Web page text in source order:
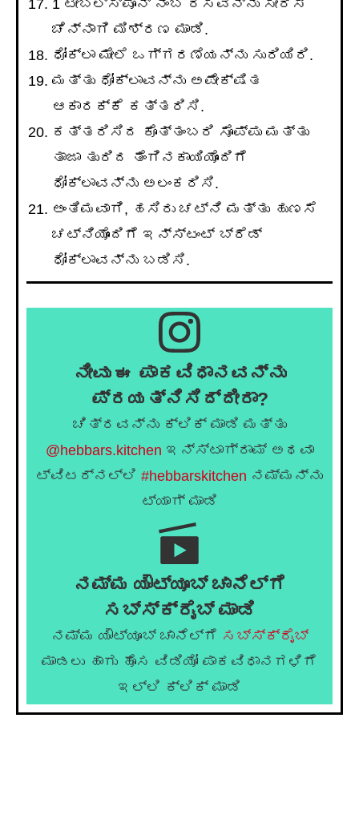
1 ಟೇಬಲ್ಸ್ಪೂನ್ ನಿಂಬೆ ರಸವನ್ನು ಸೇರಿಸಿ
ಚೆನ್ನಾಗಿ ಮಿಶ್ರಣ ಮಾಡಿ.
ಧೋಕ್ಲಾ ಮೇಲೆ ಒಗ್ಗರಣೆಯನ್ನು ಸುರಿಯಿರಿ.
ಮತ್ತು ಧೋಕ್ಲಾವನ್ನು ಅಪೇಕ್ಷಿತ
ಆಕಾರಕ್ಕೆ ಕತ್ತರಿಸಿ.
ಕತ್ತರಿಸಿದ ಕೊತ್ತಂಬರಿ ಸೊಪ್ಪು ಮತ್ತು
ತಾಜಾ ತುರಿದ ತೆಂಗಿನಕಾಯಿಯೊಂದಿಗೆ
ಧೋಕ್ಲಾವನ್ನು ಅಲಂಕರಿಸಿ.
ಅಂತಿಮವಾಗಿ, ಹಸಿರು ಚಟ್ನಿ ಮತ್ತು ಹುಣಸೆ
ಚಟ್ನಿಯೊಂದಿಗೆ ಇನ್ಸ್ಟಂಟ್ ಬ್ರೆಡ್
ಧೋಕ್ಲಾವನ್ನು ಬಡಿಸಿ.
ನೀವು ಈ ಪಾಕವಿಧಾನವನ್ನು
ಪ್ರಯತ್ನಿಸಿದ್ದೀರಾ?
ಚಿತ್ರವನ್ನು ಕ್ಲಿಕ್ ಮಾಡಿ ಮತ್ತು
@hebbars.kitchen ಇನ್ಸ್ಟಾಗ್ರಾಮ್ ಅಥವಾ
ಟ್ವಿಟರ್‌ನಲ್ಲಿ #hebbarskitchen ನಮ್ಮನ್ನು
ಟ್ಯಾಗ್ ಮಾಡಿ
ನಮ್ಮ ಯೌಟ್ಯೂಬ್ ಚಾನೆಲ್ಗೆ
ಸಬ್ಸ್ಕ್ರೈಬ್ ಮಾಡಿ
ನಮ್ಮ ಯೌಟ್ಯೂಬ್ ಚಾನೆಲ್ಗೆ ಸಬ್ಸ್ಕ್ರೈಬ್
ಮಾಡಲು ಹಾಗು ಹೊಸ ವಿಡಿಯೋ ಪಾಕವಿಧಾನಗಳಿಗೆ
ಇಲ್ಲಿ ಕ್ಲಿಕ್ ಮಾಡಿ